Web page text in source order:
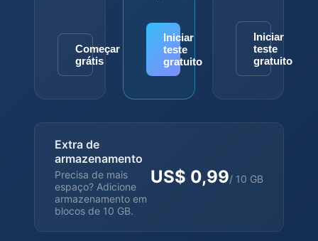
Começar
grátis
Iniciar
teste
gratuito
Iniciar
teste
gratuito
Extra de
armazenamento
Precisa de mais
espaço? Adicione
armazenamento em
blocos de 10 GB.
US$ 0,99/ 10 GB